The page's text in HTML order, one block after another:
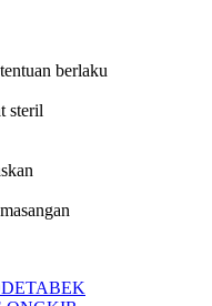
berlaku
steril